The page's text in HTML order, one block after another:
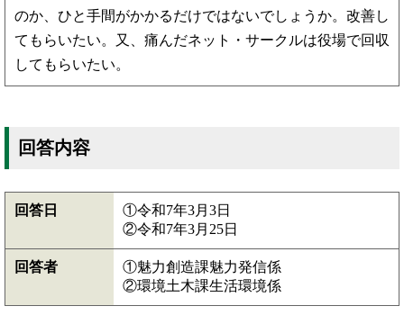
のか、ひと手間がかかるだけではないでしょうか。改善し
てもらいたい。又、痛んだネット・サークルは役場で回収
してもらいたい。
回答内容
回答日
①令和7年3月3日
②令和7年3月25日
回答者
①魅力創造課魅力発信係
②環境土木課生活環境係